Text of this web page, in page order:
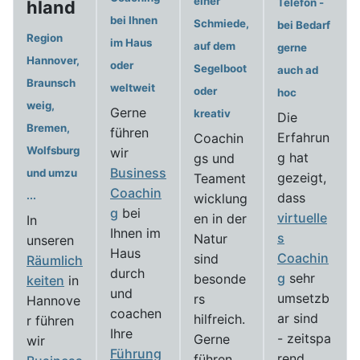
hland
Region
Hannover,
Braunsch
weig,
Bremen,
Wolfsburg
und umzu
...
In
unseren
Räumlich
keiten in
Hannove
r führen
wir
bei Ihnen
im Haus
oder
weltweit
Gerne
führen
wir
Business
Coachin
g bei
Ihnen im
Haus
durch
und
coachen
Ihre
Führung
Schmiede,
auf dem
Segelboot
oder
kreativ
Coachin
gs und
Teament
wicklung
en in der
Natur
sind
besonde
rs
hilfreich.
Gerne
bei Bedarf
gerne
auch ad
hoc
Die
Erfahrun
g hat
gezeigt,
dass
virtuelle
s
Coachin
g sehr
umsetzb
ar sind
- zeitspa